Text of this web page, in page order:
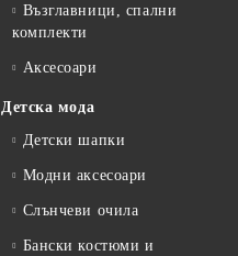
Възглавници, спални
комплекти
Аксесоари
Детска мода
Детски шапки
Модни аксесоари
Слънчеви очила
Бански костюми и